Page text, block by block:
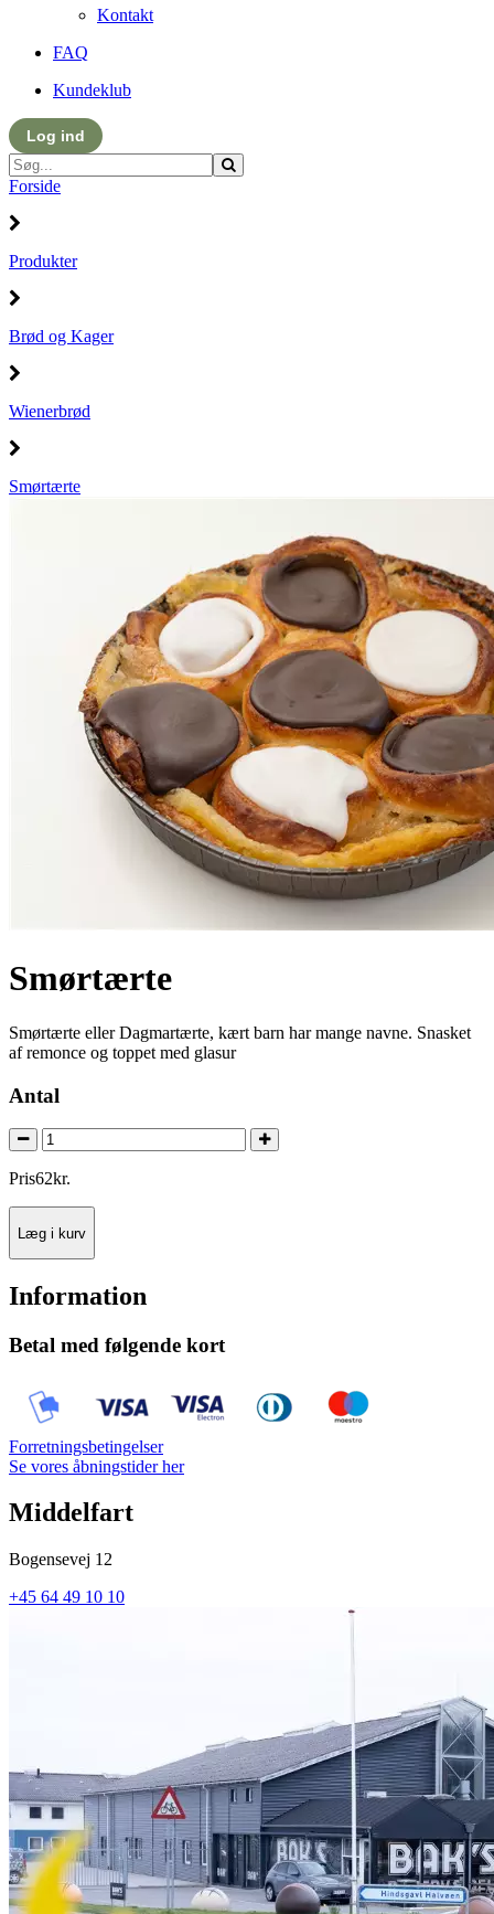
Kontakt
FAQ
Kundeklub
Log ind
Forside
Produkter
Brød og Kager
Wienerbrød
Smørtærte
Smørtærte
Smørtærte eller Dagmartærte, kært barn har mange navne. Snasket
af remonce og toppet med glasur
Antal
Pris62kr.
Læg i kurv
Information
Betal med følgende kort
Forretningsbetingelser
Se vores åbningstider her
Middelfart
Bogensevej 12
+45 64 49 10 10